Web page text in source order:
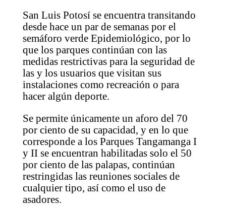
San Luis Potosí se encuentra transitando
desde hace un par de semanas por el
semáforo verde Epidemiológico, por lo
que los parques continúan con las
medidas restrictivas para la seguridad de
las y los usuarios que visitan sus
instalaciones como recreación o para
hacer algún deporte.
Se permite únicamente un aforo del 70
por ciento de su capacidad, y en lo que
corresponde a los Parques Tangamanga I
y II se encuentran habilitadas solo el 50
por ciento de las palapas, continúan
restringidas las reuniones sociales de
cualquier tipo, así como el uso de
asadores.